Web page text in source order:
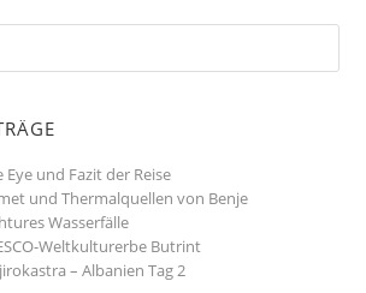
Eye und Fazit der Reise
und Thermalquellen von Benje
Wasserfälle
Weltkulturerbe Butrint
– Albanien Tag 2